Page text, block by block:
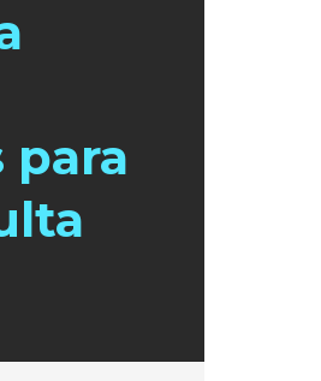
para